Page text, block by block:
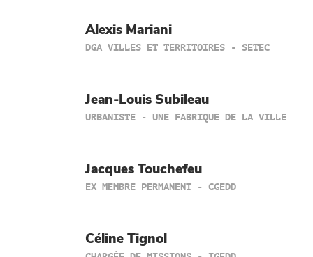
Alexis Mariani
DGA VILLES ET TERRITOIRES - SETEC
Jean-Louis Subileau
URBANISTE - UNE FABRIQUE DE LA VILLE
Jacques Touchefeu
EX MEMBRE PERMANENT - CGEDD
Céline Tignol